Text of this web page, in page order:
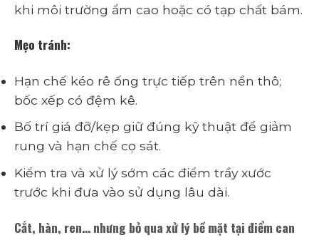
khi môi trường ẩm cao hoặc có tạp chất bám.
Mẹo tránh:
Hạn chế kéo rê ống trực tiếp trên nền thô;
bốc xếp có đệm kê.
Bố trí giá đỡ/kẹp giữ đúng kỹ thuật để giảm
rung và hạn chế cọ sát.
Kiểm tra và xử lý sớm các điểm trầy xước
trước khi đưa vào sử dụng lâu dài.
Cắt, hàn, ren… nhưng bỏ qua xử lý bề mặt tại điểm can